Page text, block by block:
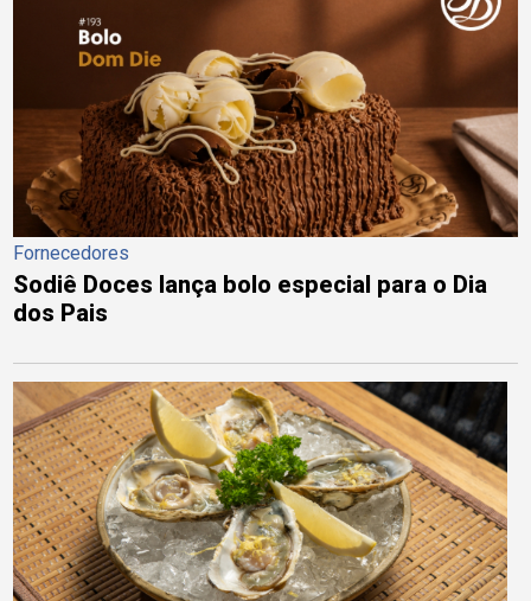
Fornecedores
Sodiê Doces lança bolo especial para o Dia
dos Pais